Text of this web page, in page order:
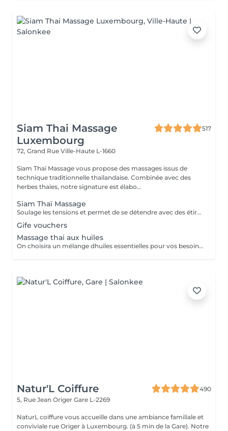
Siam Thai Massage
Luxembourg
517
72, Grand Rue Ville-Haute L-1660
Siam Thaï Massage vous propose des massages issus de
technique traditionnelle thaïlandaise. Combinée avec des
herbes thaïes, notre signature est élabo...
Siam Thaï Massage
Soulage les tensions et permet de se détendre avec des étirements délicats de votre corps pour améliorer la mobilité et la flexibilité, suivie par les techniques de massage thaï par des pressions, sans utilisation dhuile.
Gife vouchers
Massage thai aux huiles
On choisira un mélange dhuiles essentielles pour vos besoins physiques. Un massage thérapeutique à laide dune technique spéciale pour vider les poches de liquide lymphatique et de rétention deau. Ce traitement est conçu pour aider à stimuler la circulation et daccroître la capacité du corps à éliminer les toxines et à absorber les éléments nutritifs. Vos huiles essentielles préférées peuvent être sélectionnées à votre arrivée.
Natur'L Coiffure
490
5, Rue Jean Origer Gare L-2269
NaturL coiffure vous accueille dans une ambiance familiale et
conviviale rue Origer à Luxembourg. (à 5 min de la Gare). Notre